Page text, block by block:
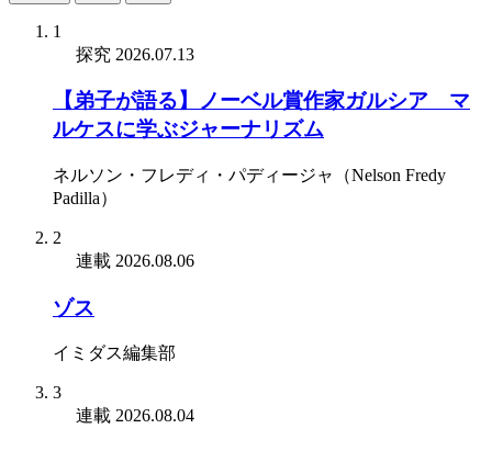
1
探究 2026.07.13
【弟子が語る】ノーベル賞作家ガルシア゠マ
ルケスに学ぶジャーナリズム
ネルソン・フレディ・パディージャ（Nelson Fredy
Padilla）
2
連載 2026.08.06
ゾス
イミダス編集部
3
連載 2026.08.04